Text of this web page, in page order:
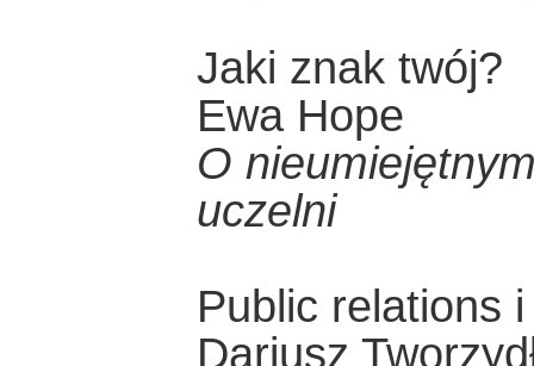
Jaki znak twój?
Ewa Hope
O
uczelni
Public relations
Dariusz